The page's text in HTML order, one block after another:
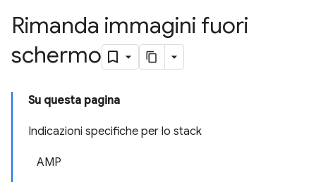
Rimanda immagini fuori
schermo
Su questa pagina
Indicazioni specifiche per lo stack
AMP